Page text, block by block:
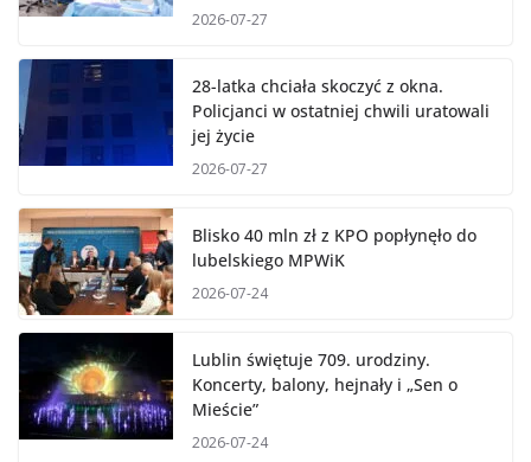
2026-07-27
28-latka chciała skoczyć z okna.
Policjanci w ostatniej chwili uratowali
jej życie
2026-07-27
Blisko 40 mln zł z KPO popłynęło do
lubelskiego MPWiK
2026-07-24
Lublin świętuje 709. urodziny.
Koncerty, balony, hejnały i „Sen o
Mieście”
2026-07-24